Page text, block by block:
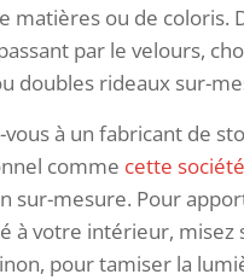
matières ou de coloris.
par le velours,
doubles rideaux sur-
vous à un fabricant de
comme cette société
sur-mesure. Pour
à votre intérieur, misez
pour tamiser la